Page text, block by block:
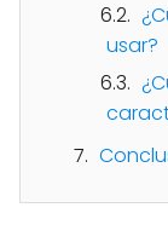
usar?